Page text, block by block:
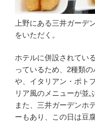
上野にある三井ガーデ
をいただく。
ホテルに併設されてい
っているため、2種類
や、イタリアン・ポト
リア風のメニューが並ぶ
また、三井ガーデンホ
ーもあり、この日は豆